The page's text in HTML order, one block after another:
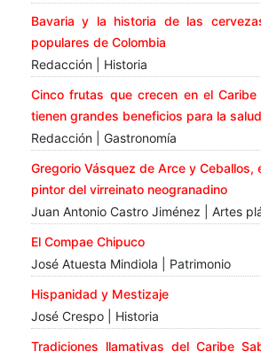
Bavaria y la historia de las
populares de Colombia
Redacción | Historia
Cinco frutas que crecen en el
tienen grandes beneficios para la salud
Redacción | Gastronomía
Gregorio Vásquez de Arce y Ceballos,
pintor del virreinato neogranadino
Juan Antonio Castro Jiménez | Artes
El Compae Chipuco
José Atuesta Mindiola | Patrimonio
Hispanidad y Mestizaje
José Crespo | Historia
Tradiciones llamativas del Caribe